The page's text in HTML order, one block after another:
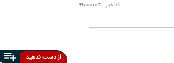
کد خبر: ۹۹۰۸۰۰۰۵۲
از دست ندهید